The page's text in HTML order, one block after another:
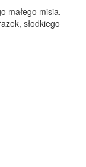
małego misia,
słodkiego